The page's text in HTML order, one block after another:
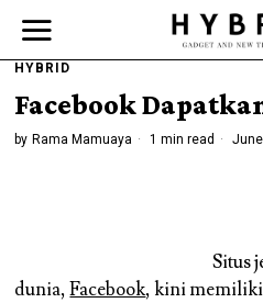
HYBRID
Facebook
by Rama Mamuaya 1 min read
Situs
dunia,Facebook, kini